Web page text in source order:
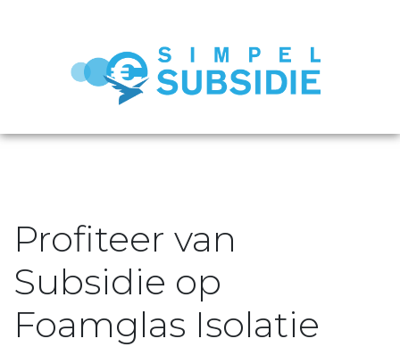
Profiteer van
Subsidie op
Foamglas Isolatie